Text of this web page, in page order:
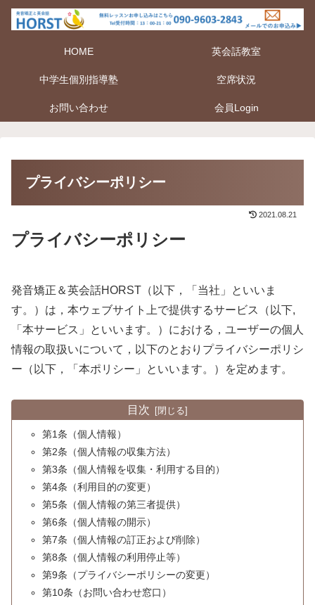
HOME 英会話教室
中学生個別指導塾 空席状況
お問い合わせ 会員Login
プライバシーポリシー
2021.08.21
プライバシーポリシー
発音矯正＆英会話HORST（以下，「当社」といいま
す。）は，本ウェブサイト上で提供するサービス（以下,
「本サービス」といいます。）における，ユーザーの個人
情報の取扱いについて，以下のとおりプライバシーポリシ
ー（以下，「本ポリシー」といいます。）を定めます。
目次
第1条（個人情報）
第2条（個人情報の収集方法）
第3条（個人情報を収集・利用する目的）
第4条（利用目的の変更）
第5条（個人情報の第三者提供）
第6条（個人情報の開示）
第7条（個人情報の訂正および削除）
第8条（個人情報の利用停止等）
第9条（プライバシーポリシーの変更）
第10条（お問い合わせ窓口）